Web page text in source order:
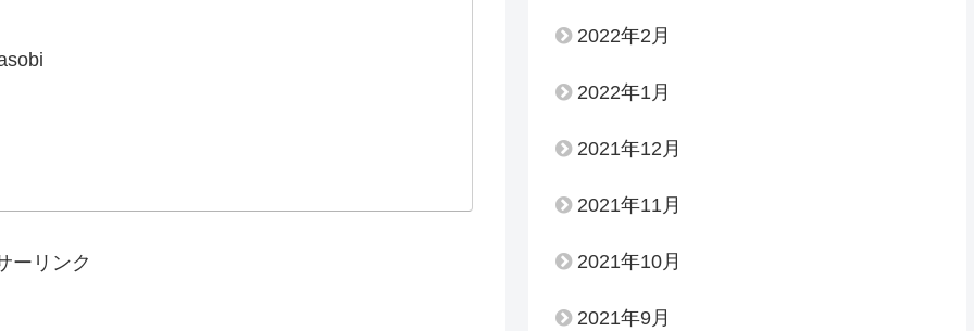
ーリンク
2022年2月
2022年1月
2021年12月
2021年11月
2021年10月
2021年9月